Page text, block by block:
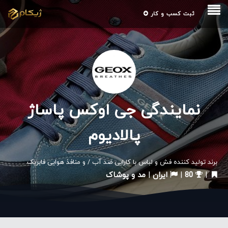
نمایندگی جی اوکس پاساژ
پالادیوم
برند تولید کننده فش و لباس با کارایی ضد آب / و منافذ هوایی فابریک
|
| ایران|مد و پوشاک
ثبت کسب و کار